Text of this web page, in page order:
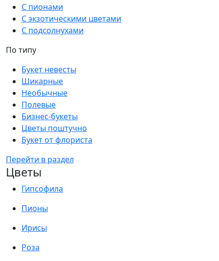
С пионами
С экзотическими цветами
С подсолнухами
По типу
Букет невесты
Шикарные
Необычные
Полевые
Бизнес-букеты
Цветы поштучно
Букет от флориста
Перейти в раздел
Цветы
Гипсофила
Пионы
Ирисы
Роза